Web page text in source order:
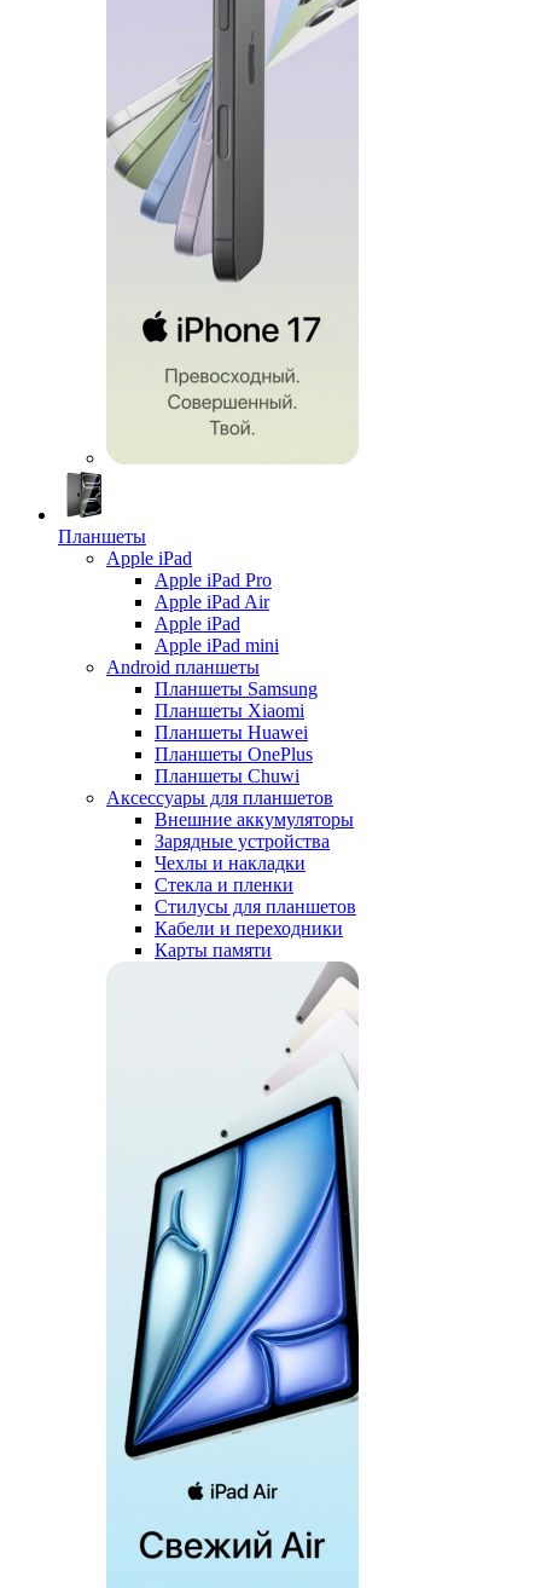
Планшеты
Apple iPad
Apple iPad Pro
Apple iPad Air
Apple iPad
Apple iPad mini
Android планшеты
Планшеты Samsung
Планшеты Xiaomi
Планшеты Huawei
Планшеты OnePlus
Планшеты Chuwi
Аксессуары для планшетов
Внешние аккумуляторы
Зарядные устройства
Чехлы и накладки
Стекла и пленки
Стилусы для планшетов
Кабели и переходники
Карты памяти